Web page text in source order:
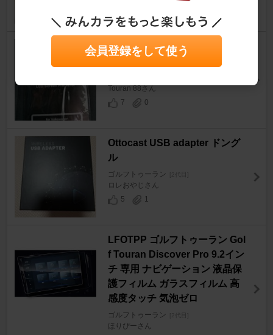
Core OBJ LCD screen protect
Touran 88さん
7
0
Ottocast USB adapter ドング
ル
ゴルフトゥーラン [2代目]
ロレおやじさん
5
1
LFOTPP ゴルフトゥーラン Gol
f Touran Discover Pro 9.2イン
チ 専用 ナビゲーション 液晶保
護フィルム ガラスフィルム 高
感度タッチ 気泡ゼロ
ゴルフトゥーラン [2代目]
ほりぴーさん
会員登録をして使う